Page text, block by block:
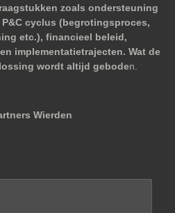
zoals ondersteuning
cyclus (begrotingsproces,
etc.), financieel beleid,
implementatietrajecten. Wat de
wordt altijd geboden.
Wierden